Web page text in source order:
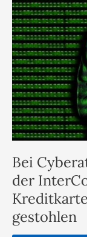
Bei
der
gestohlen